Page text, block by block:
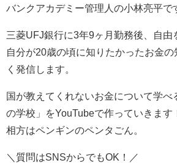
バンクアカデミー管理人の小林亮平で
三菱UFJ銀行に3年9ヶ月勤務後、自由
自分が20歳の頃に知りたかったお金
く発信します。
国が教えてくれないお金について学べ
の学校」をYouTubeで作っていきます
相方はペンギンのペンタごん。
＼質問はSNSからでもOK！／